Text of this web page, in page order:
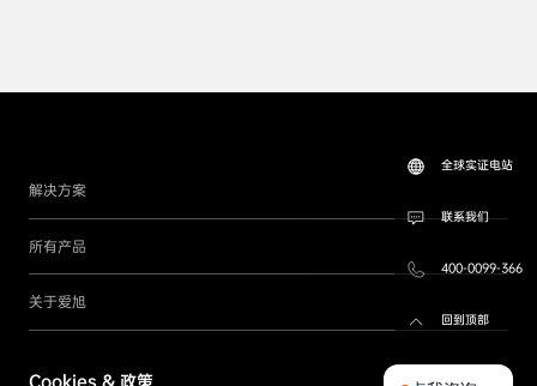
解决方案
所有产品
关于爱旭
Cookies & 政策
全球实证电站
联系我们
400-0099-366
回到顶部